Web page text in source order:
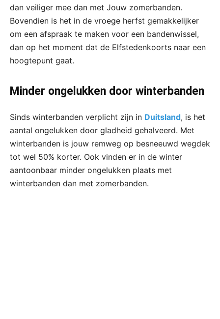
dan veiliger mee dan met Jouw zomerbanden.
Bovendien is het in de vroege herfst gemakkelijker
om een afspraak te maken voor een bandenwissel,
dan op het moment dat de Elfstedenkoorts naar een
hoogtepunt gaat.
Minder ongelukken door winterbanden
Sinds winterbanden verplicht zijn in Duitsland, is het
aantal ongelukken door gladheid gehalveerd. Met
winterbanden is jouw remweg op besneeuwd wegdek
tot wel 50% korter. Ook vinden er in de winter
aantoonbaar minder ongelukken plaats met
winterbanden dan met zomerbanden.